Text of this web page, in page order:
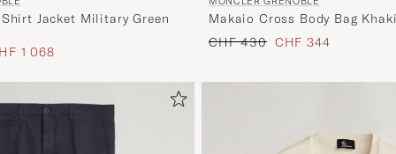
Jacket Military Green
Preis
1 068
Makaio Cross Body Bag Khaki
Regulärer Preis
CHF 430 Reduzierter Preis
CHF 344